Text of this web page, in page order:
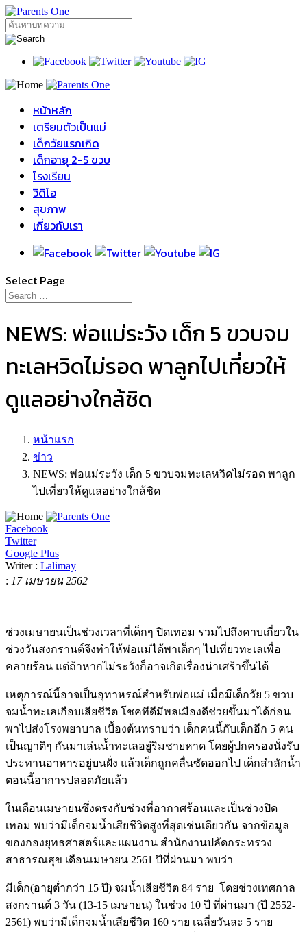
หน้าหลัก
เตรียมตัวเป็นแม่
เด็กวัยแรกเกิด
เด็กอายุ 2-5 ขวบ
โรงเรียน
วิดิโอ
สุขภาพ
เกี่ยวกับเรา
Select Page
NEWS: พ่อแม่ระวัง เด็ก 5 ขวบจม
ทะเลหวิดไม่รอด พาลูกไปเที่ยวให้
ดูแลอย่างใกล้ชิด
หน้าแรก
ข่าว
NEWS: พ่อแม่ระวัง เด็ก 5 ขวบจมทะเลหวิดไม่รอด พาลูก
ไปเที่ยวให้ดูแลอย่างใกล้ชิด
Facebook
Twitter
Google Plus
Writer : Lalimay
: 17 เมษายน 2562
ช่วงเมษายนเป็นช่วงเวลาที่เด็กๆ ปิดเทอม รวมไปถึงคาบเกี่ยวใน
ช่วงวันสงกรานต์จึงทำให้พ่อแม่ได้พาเด็กๆ ไปเที่ยวทะเลเพื่อ
คลายร้อน แต่ถ้าหากไม่ระวังก็อาจเกิดเรื่องน่าเศร้าขึ้นได้
เหตุการณ์นี้อาจเป็นอุทาหรณ์สำหรับพ่อแม่ เมื่อมีเด็กวัย 5 ขวบ
จมน้ำทะเลเกือบเสียชีวิต โชคทีดีมีพลเมืองดีช่วยขึ้นมาได้ก่อน
พาไปส่งโรงพยาบาล เบื้องต้นทราบว่า เด็กคนนี้กับเด็กอีก 5 คน
เป็นญาติๆ กันมาเล่นน้ำทะเลอยู่ริมชายหาด โดยผู้ปกครองนั่งรับ
ประทานอาหารอยู่บนฝั่ง แล้วเด็กถูกคลื่นซัดออกไป เด็กสำลักน้ำ
ตอนนี้อาการปลอดภัยแล้ว
ในเดือนเมษายนซึ่งตรงกับช่วงที่อากาศร้อนและเป็นช่วงปิด
เทอม พบว่ามีเด็กจมน้ำเสียชีวิตสูงที่สุดเช่นเดียวกัน จากข้อมูล
ของกองยุทธศาสตร์และแผนงาน สำนักงานปลัดกระทรวง
สาธารณสุข เดือนเมษายน 2561 ปีที่ผ่านมา พบว่า
มีเด็ก(อายุต่ำกว่า 15 ปี) จมน้ำเสียชีวิต 84 ราย โดยช่วงเทศกาล
สงกรานต์ 3 วัน (13-15 เมษายน) ในช่วง 10 ปี ที่ผ่านมา (ปี 2552-
2561) พบว่ามีเด็กจมน้ำเสียชีวิต 160 ราย เฉลี่ยวันละ 5 ราย